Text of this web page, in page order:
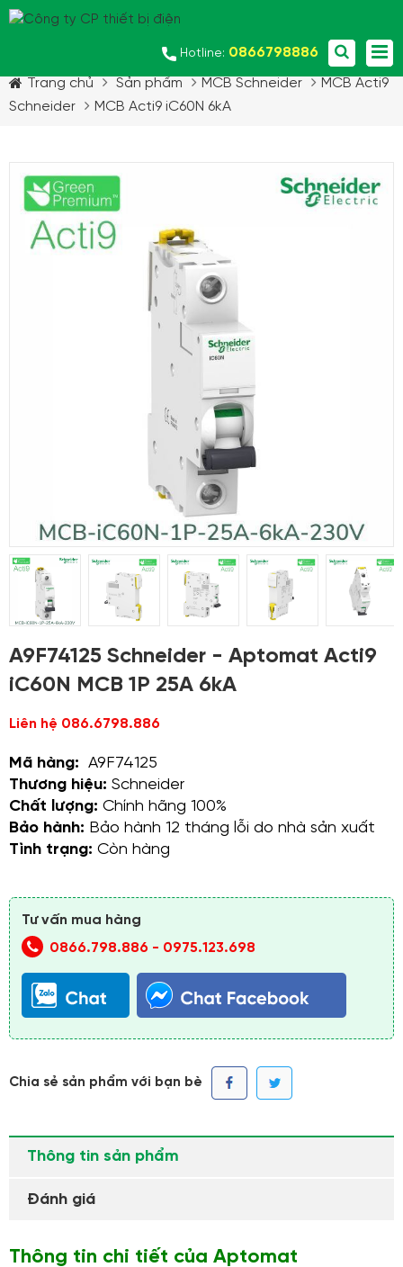
Hotline: 0866798886
Trang chủ
Sản phẩm MCB Schneider
MCB Acti9
Schneider
MCB Acti9 iC60N 6kA
A9F74125 Schneider - Aptomat Acti9
iC60N MCB 1P 25A 6kA
Liên hệ 086.6798.886
Mã hàng: A9F74125
Thương hiệu: Schneider
Chất lượng: Chính hãng 100%
Bảo hành: Bảo hành 12 tháng lỗi do nhà sản xuất
Tình trạng: Còn hàng
Tư vấn mua hàng
0866.798.886 - 0975.123.698
Chia sẻ sản phẩm với bạn bè
Thông tin sản phẩm
Đánh giá
Thông tin chi tiết của Aptomat